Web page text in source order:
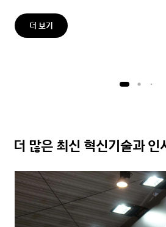
더 보기
더 많은 최신 혁신기술과 인